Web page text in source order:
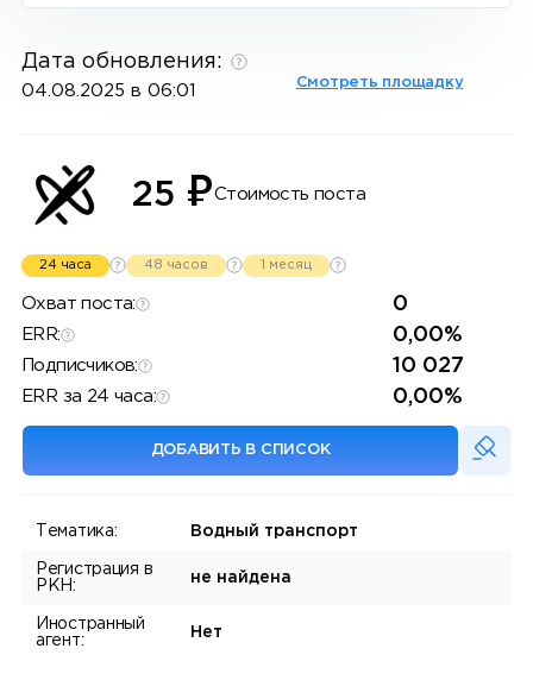
Дата обновления:
04.08.2025 в 06:01 Смотреть площадку
25 ₽Стоимость поста
24 часа 48 часов 1 месяц
Охват поста: 0
ERR: 0,00%
Подписчиков: 10 027
ERR за 24 часа: 0,00%
ДОБАВИТЬ В СПИСОК
Тематика: Водный транспорт
Регистрация в
РКН:
не найдена
Иностранный
агент:
Нет